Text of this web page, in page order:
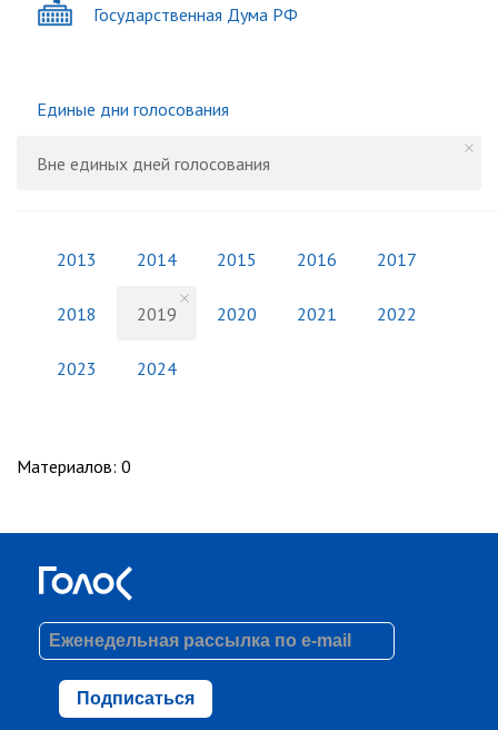
Государственная Дума РФ
Единые дни голосования
Вне единых дней голосования
2013 2014 2015 2016 2017
2018 2019 2020 2021 2022
2023 2024
Материалов: 0
Подписаться